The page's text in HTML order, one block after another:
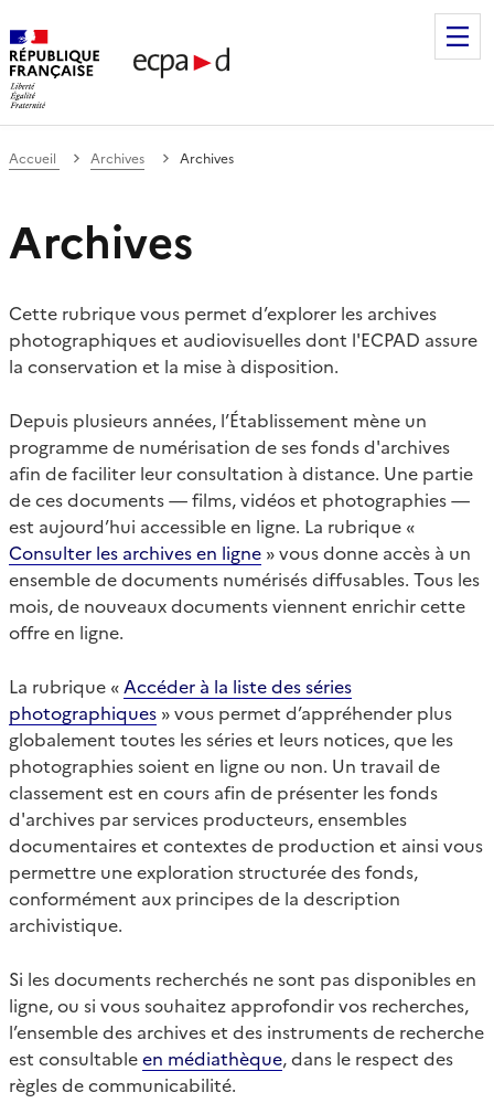
de communication et de production
Accueil Archives Archives
Archives
Cette rubrique vous permet d’explorer les archives
photographiques et audiovisuelles dont l'ECPAD assure
la conservation et la mise à disposition.
Depuis plusieurs années, l’Établissement mène un
programme de numérisation de ses fonds d'archives
afin de faciliter leur consultation à distance. Une partie
de ces documents — films, vidéos et photographies —
est aujourd’hui accessible en ligne. La rubrique «
Consulter les archives en ligne » vous donne accès à un
ensemble de documents numérisés diffusables. Tous les
mois, de nouveaux documents viennent enrichir cette
offre en ligne.
La rubrique « Accéder à la liste des séries
photographiques » vous permet d’appréhender plus
globalement toutes les séries et leurs notices, que les
photographies soient en ligne ou non. Un travail de
classement est en cours afin de présenter les fonds
d'archives par services producteurs, ensembles
documentaires et contextes de production et ainsi vous
permettre une exploration structurée des fonds,
conformément aux principes de la description
archivistique.
Si les documents recherchés ne sont pas disponibles en
ligne, ou si vous souhaitez approfondir vos recherches,
l’ensemble des archives et des instruments de recherche
est consultableen médiathèque, dans le respect des
règles de communicabilité.